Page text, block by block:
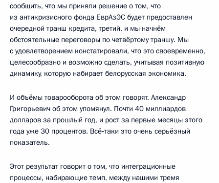
сообщить, что мы приняли решение о том, что
из антикризисного фонда ЕврАзЭС будет предоставлен
очередной транш кредита, третий, и мы начнём
обстоятельные переговоры по четвёртому траншу. Мы
с удовлетворением констатировали, что это своевременно,
целесообразно и возможно сделать, учитывая позитивную
динамику, которую набирает белорусская экономика.
И объёмы товарооборота об этом говорят. Александр
Григорьевич об этом упомянул. Почти 40 миллиардов
долларов за прошлый год, и рост за первые месяцы этого
года уже 30 процентов. Всё‑таки это очень серьёзный
показатель.
Этот результат говорит о том, что интеграционные
процессы, набирающие темп, между нашими тремя